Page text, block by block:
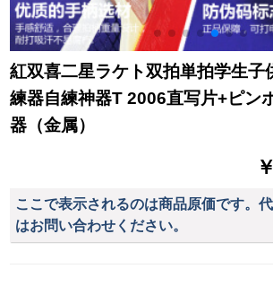
紅双喜二星ラケト双拍単拍学生子
練器自練神器T 2006直写片+ピン
器（金属）
ここで表示されるのは商品原価です。
はお問い合わせください。